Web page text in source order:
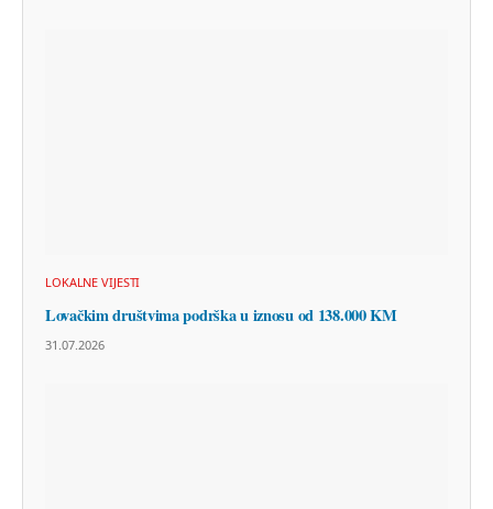
LOKALNE VIJESTI
Lovačkim društvima podrška u iznosu od 138.000 KM
31.07.2026